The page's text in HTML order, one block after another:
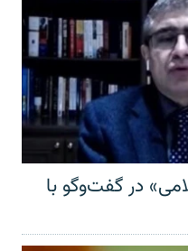
در گفت‌وگو با